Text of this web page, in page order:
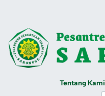
Tentang Kami